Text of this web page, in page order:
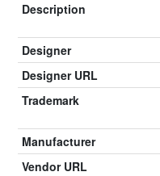
Description
Designer
Designer URL
Trademark
Manufacturer
Vendor URL